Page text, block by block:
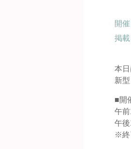
開
掲載
本
新
■開
午
午
※終